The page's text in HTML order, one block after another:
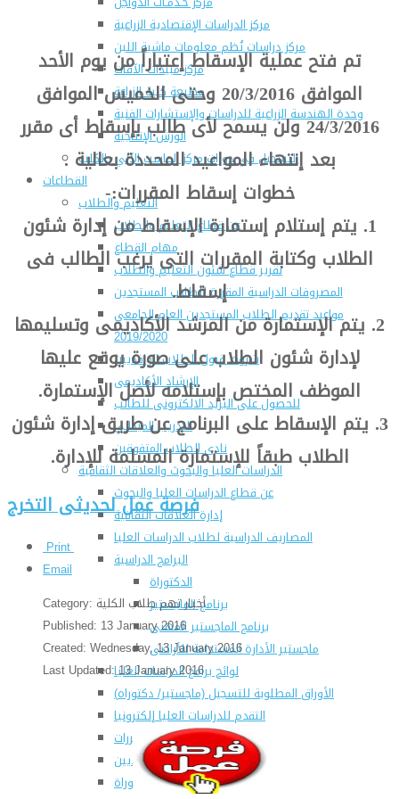
مركز الدراسات الإقتصادية الزراعية
مركز دراسات نُظم معلومات ماشية اللبن
مركز مبيدات الآفات
مطبعة كلية الزراعة
وحدة الهندسة الزراعية للدراسات والإستشارات الفنية
الورش الإنتاجية
التسجيل في دورات مركز الحاسب الآلي بالكلية
القطاعات
التعليم والطلاب
عن قطاع التعليم والطلاب
مهام القطاع
تقرير قطاع شئون التعليم والطلاب
المصروفات الدراسية المقررة للطلاب المستجدين
مواعيد تقديم الطلاب المستجدين العام الجامعى
2019/2020
شروط قبول الطلاب الوافديين
الإرشاد الأكاديمى
للحصول على البريد الالكترونى للطالب
التدريب الميداني
نادى الطلاب المتفوقين
الدراسات العليا والبحوث والعلاقات الثقافية
عن قطاع الدراسات العليا والبحوث
إدارة العلاقات الثقافية
المصاريف الدراسية لطلاب الدراسات العليا
البرامج الدراسية
الدكتوراة
برنامج الماجستير
برنامج الماجستير المهنى
ماجستير الأدارة المستدامة للأراضى
لوائح برامج الدراسات العليا
(الأوراق المطلوبة للتسجيل (ماجستير/ دكتوراه
التقدم للدراسات العليا إلكترونيا
تسجيل المقررات
شروط قبول الطلاب الوافديين
متطلبات منح درجة الدكتوراة
تم فتح عملية الإسقاط إعتباراً من يوم الأحد
الموافق 20/3/2016 وحتى الخميس الموافق
24/3/2016 ولن يسمح لأى طالب بإسقاط أى مقرر
بعد إنتهاء المواعيد المحددة بعالية .
خطوات إسقاط المقررات:-
1. يتم إستلام إستمارة الإسقاط من إدارة شئون
الطلاب وكتابة المقررات التى يرغب الطالب فى
إسقاط.
2. يتم الإستمارة من المرشد الأكاديمى وتسليمها
لإدارة شئون الطلاب على صورة يوقع عليها
الموظف المختص بإستلامه لأصل الإستمارة.
3. يتم الإسقاط على البرنامج عن طريق إدارة شئون
الطلاب طبقاً للإستمارة المسلمة للإدارة.
فرصة عمل لحديثى التخرج
Print
Email
Category: أخبار تهم طلاب الكلية
Published: 13 January 2016
Created: Wednesday, 13 January 2016
Last Updated: 13 January 2016